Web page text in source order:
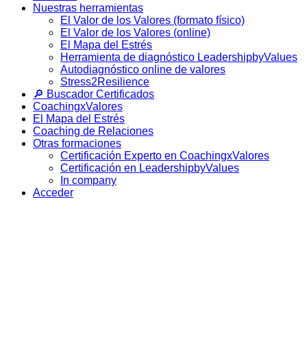
Nuestras herramientas
El Valor de los Valores (formato físico)
El Valor de los Valores (online)
El Mapa del Estrés
Herramienta de diagnóstico LeadershipbyValues
Autodiagnóstico online de valores
Stress2Resilience
🔎 Buscador Certificados
CoachingxValores
El Mapa del Estrés
Coaching de Relaciones
Otras formaciones
Certificación Experto en CoachingxValores
Certificación en LeadershipbyValues
In company
Acceder